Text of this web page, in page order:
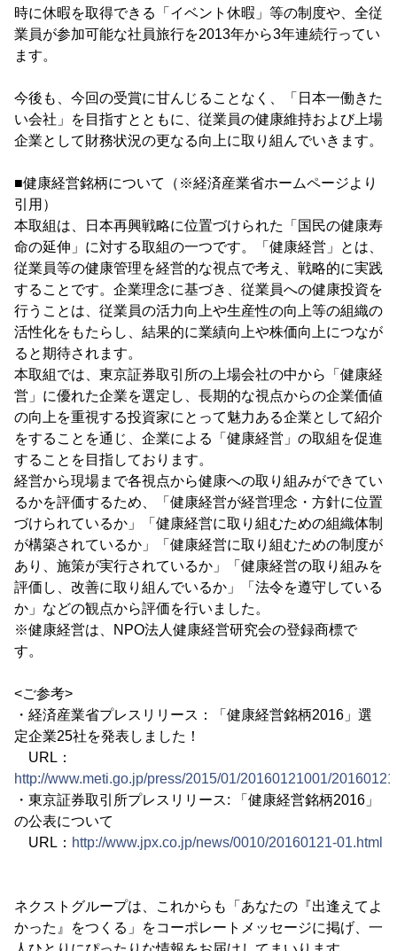
時に休暇を取得できる「イベント休暇」等の制度や、全従
業員が参加可能な社員旅行を2013年から3年連続行ってい
ます。
今後も、今回の受賞に甘んじることなく、「日本一働きた
い会社」を目指すとともに、従業員の健康維持および上場
企業として財務状況の更なる向上に取り組んでいきます。
■健康経営銘柄について（※経済産業省ホームページより
引用）
本取組は、日本再興戦略に位置づけられた「国民の健康寿
命の延伸」に対する取組の一つです。「健康経営」とは、
従業員等の健康管理を経営的な視点で考え、戦略的に実践
することです。企業理念に基づき、従業員への健康投資を
行うことは、従業員の活力向上や生産性の向上等の組織の
活性化をもたらし、結果的に業績向上や株価向上につなが
ると期待されます。
本取組では、東京証券取引所の上場会社の中から「健康経
営」に優れた企業を選定し、長期的な視点からの企業価値
の向上を重視する投資家にとって魅力ある企業として紹介
をすることを通じ、企業による「健康経営」の取組を促進
することを目指しております。
経営から現場まで各視点から健康への取り組みができてい
るかを評価するため、「健康経営が経営理念・方針に位置
づけられているか」「健康経営に取り組むための組織体制
が構築されているか」「健康経営に取り組むための制度が
あり、施策が実行されているか」「健康経営の取り組みを
評価し、改善に取り組んでいるか」「法令を遵守している
か」などの観点から評価を行いました。
※健康経営は、NPO法人健康経営研究会の登録商標で
す。
<ご参考>
・経済産業省プレスリリース：「健康経営銘柄2016」選
定企業25社を発表しました！
URL：
http://www.meti.go.jp/press/2015/01/20160121001/
・東京証券取引所プレスリリース: 「健康経営銘柄2016」
の公表について
URL： http://www.jpx.co.jp/news/0010/20160121-01.html
ネクストグループは、これからも「あなたの『出逢えてよ
かった』をつくる」をコーポレートメッセージに掲げ、一